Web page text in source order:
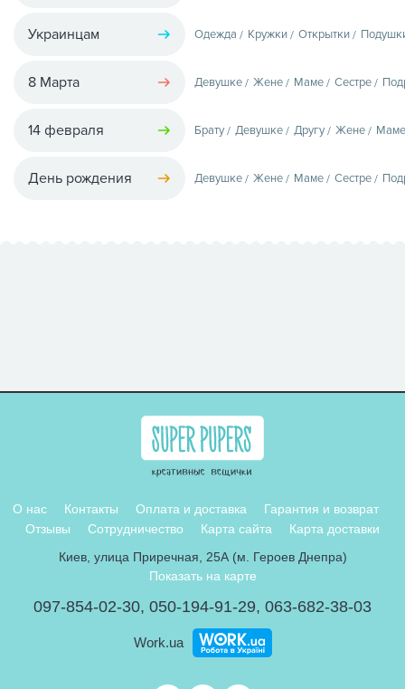
Украинцам Одежда Кружки Открытки
8 Марта Девушке Жене Маме Сестре
14 февраля Брату Девушке Другу Жене Маме
День рождения Девушке Жене Маме Сестре
О нас Контакты Оплата и доставка
Гарантия и возврат
Отзывы
Сотрудничество Карта сайта
Карта доставки
Киев, улица Приречная, 25А (м. Героев Днепра)
Показать на карте
097-854-02-30, 050-194-91-29, 063-682-38-03
Work.ua